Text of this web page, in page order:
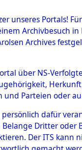
- Sieber
unseres Portals!
Archivbesuch
Archives
über NS-
und Parteien oder
persönlich dafür
Dritter
Der ITS